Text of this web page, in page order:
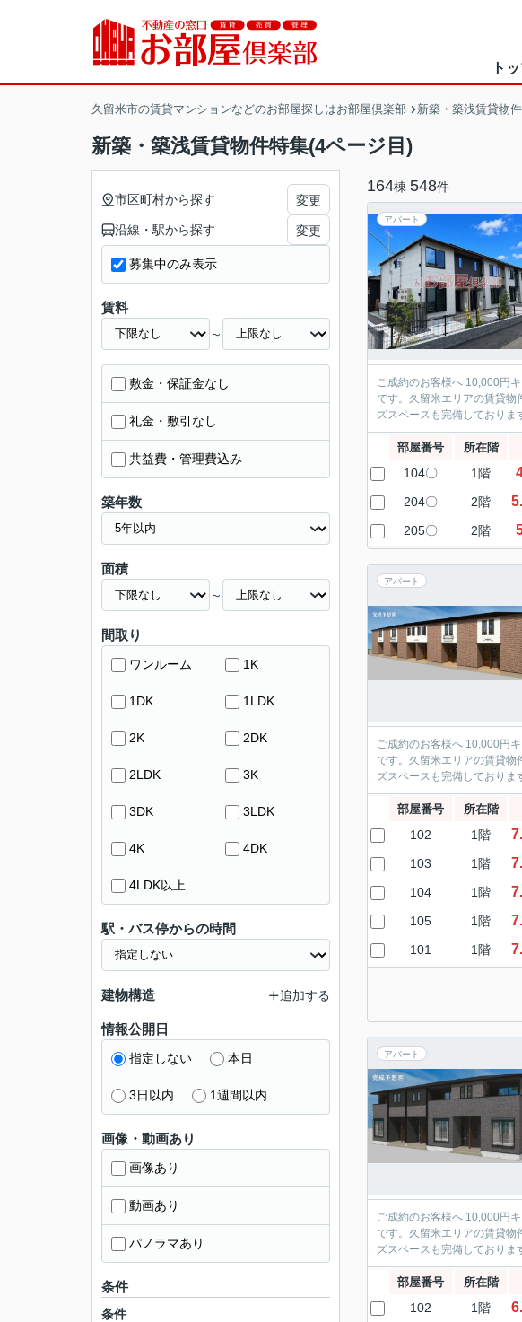
ト
久留米市の賃貸マンションなどのお部屋探しはお部屋倶楽部 新築・築浅賃貸物
新築・築浅賃貸物件特集(4ページ目)
164棟 548件
アパート
ご成約のお客様へ 10,000円
です。久留米エリアの賃貸物
ズスペースも完備しており
部屋番号 所在階
104〇 1階
204〇 2階
205〇 2階
アパート
ご成約のお客様へ 10,000円
です。久留米エリアの賃貸物
ズスペースも完備しており
部屋番号 所在階
102 1階
103 1階
104 1階
105 1階
101 1階
アパート
ご成約のお客様へ 10,000円
です。久留米エリアの賃貸物
ズスペースも完備しており
部屋番号 所在階
102 1階
市区町村から探す 変更
沿線・駅から探す 変更
募集中のみ表示
賃料
～
敷金・保証金なし
礼金・敷引なし
共益費・管理費込み
築年数
面積
～
間取り
ワンルーム 1K
1DK 1LDK
2K 2DK
2LDK 3K
3DK 3LDK
4K 4DK
4LDK以上
駅・バス停からの時間
建物構造 追加する
情報公開日
指定しない 本日
3日以内 1週間以内
画像・動画あり
画像あり
動画あり
パノラマあり
条件
条件